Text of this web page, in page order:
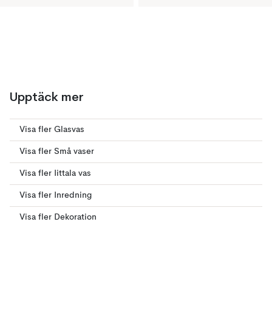
Upptäck mer
Visa fler Glasvas
Visa fler Små vaser
Visa fler Iittala vas
Visa fler Inredning
Visa fler Dekoration